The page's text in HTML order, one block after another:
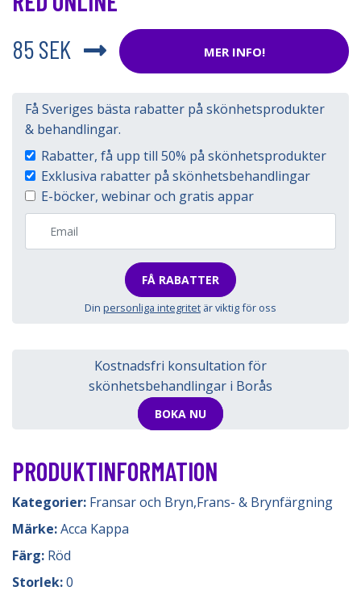
85 SEK
MER INFO!
Få Sveriges bästa rabatter på skönhetsprodukter
& behandlingar.
Rabatter, få upp till 50% på skönhetsprodukter
Exklusiva rabatter på skönhetsbehandlingar
E-böcker, webinar och gratis appar
FÅ RABATTER
Din personliga integritet är viktig för oss
Kostnadsfri konsultation för
skönhetsbehandlingar i Borås
BOKA NU
PRODUKTINFORMATION
Kategorier: Fransar och Bryn,Frans- & Brynfärgning
Märke:Acca Kappa
Färg: Röd
Storlek:0